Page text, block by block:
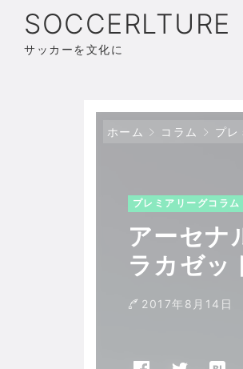
SOCCERLTURE
サッカーを文化に
ホーム コラム プレ
プレミアリーグコラム
アーセナ
ラカゼ
リ”への道
2017年8月14日